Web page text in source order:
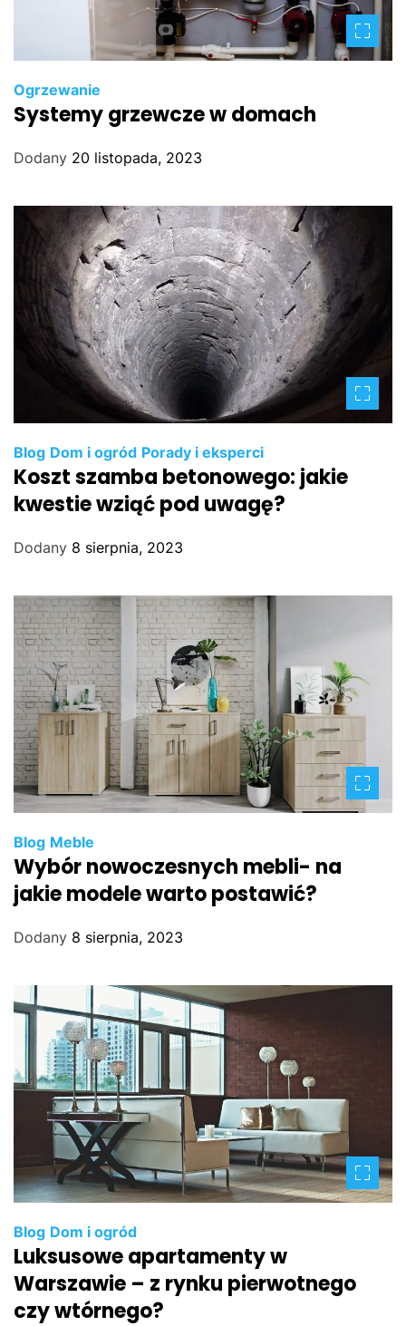
Ogrzewanie
Systemy grzewcze w domach
Dodany 20 listopada, 2023
Blog Dom i ogród Porady i eksperci
Koszt szamba betonowego: jakie
kwestie wziąć pod uwagę?
Dodany 8 sierpnia, 2023
Blog Meble
Wybór nowoczesnych mebli- na
jakie modele warto postawić?
Dodany 8 sierpnia, 2023
Blog Dom i ogród
Luksusowe apartamenty w
Warszawie – z rynku pierwotnego
czy wtórnego?